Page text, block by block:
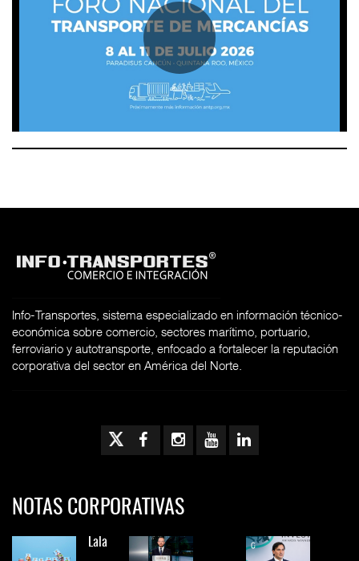
Info-Transportes, sistema especializado en información técnico-
económica sobre comercio, sectores marítimo, portuario,
ferroviario y autotransporte, enfocado a fortalecer la reputación
corporativa del sector en América del Norte.
NOTAS CORPORATIVAS
Lala